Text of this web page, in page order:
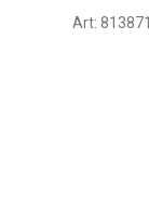
Art: 813871